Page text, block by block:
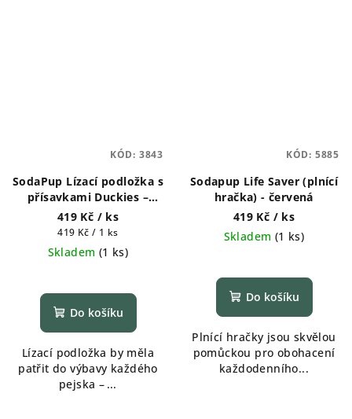
SodaPup Lízací podložka s
přísavkami Duckies –
Žlutá
419 Kč / ks
Měrná
cena:
419 Kč / 1 ks
Skladem (1 ks)
hodnocení
produktu
z
5
hvězdiček.
Do košíku
Lízací podložka by měla
patřit do výbavy každého
pejska –⁠⁠⁠⁠⁠⁠...
KÓD: 3843
Sodapup Life Saver (plnící
hračka) - červená
419 Kč / ks
Skladem (1 ks)
Do košíku
Plnící hračky jsou skvělou
pomůckou pro obohacení
každodenního...
KÓD: 5885